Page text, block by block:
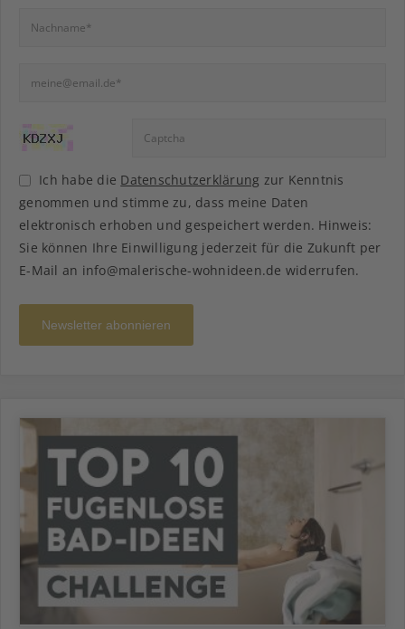
Ich habe die Datenschutzerklärung zur Kenntnis
genommen und stimme zu, dass meine Daten
elektronisch erhoben und gespeichert werden. Hinweis:
Sie können Ihre Einwilligung jederzeit für die Zukunft per
E-Mail an info@malerische-wohnideen.de widerrufen.